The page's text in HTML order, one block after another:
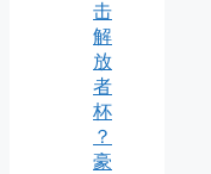
击
解
放
者
杯
？
豪